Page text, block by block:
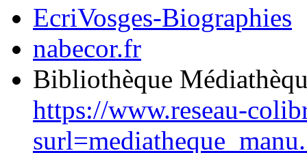
EcriVosges-Biographies
nabecor.fr
Bibliothèque
https://www.reseau-